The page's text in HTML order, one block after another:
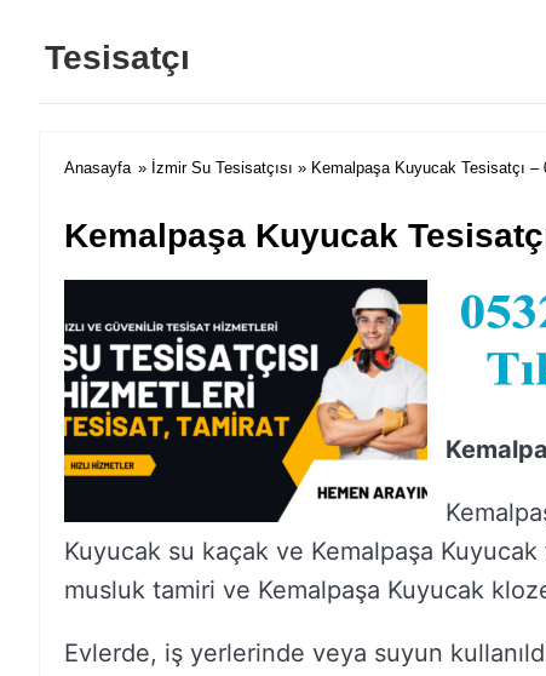
Tesisatçı
Anasayfa » İzmir Su Tesisatçısı » Kemalpaşa Kuyucak Tesisatçı –
Kemalpaşa Kuyucak
Kuyucak su kaçak ve Kemalpaşa Kuyucak
musluk tamiri ve Kemalpaşa Kuyucak
Evlerde, iş yerlerinde veya suyun